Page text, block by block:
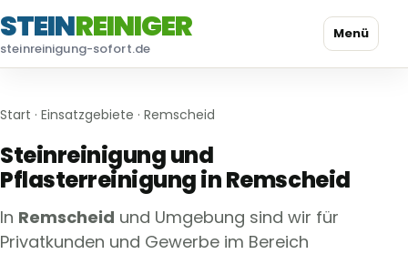
STEINREINIGER
steinreinigung-sofort.de
Menü
Start · Einsatzgebiete · Remscheid
Steinreinigung und
Pflasterreinigung in Remscheid
In Remscheid und Umgebung sind wir für
Privatkunden und Gewerbe im Bereich